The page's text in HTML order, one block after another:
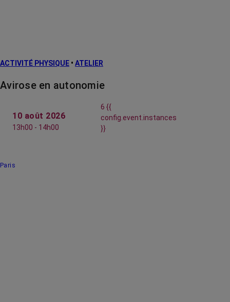
ACTIVITÉ PHYSIQUE • ATELIER
Avirose en autonomie
10 août 2026
13h00 - 14h00
6 {{
config.event.instances
}}
Paris